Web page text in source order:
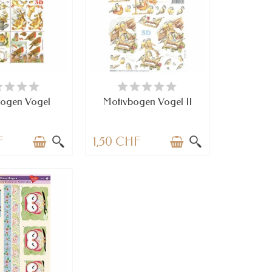
Vogel
VERFÜGBAR
Motivbogen Vogel II
1,50 CHF